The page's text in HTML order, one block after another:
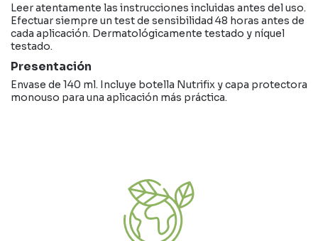
Leer atentamente las instrucciones incluidas antes del uso.
Efectuar siempre un test de sensibilidad 48 horas antes de
cada aplicación. Dermatológicamente testado y níquel
testado.
Presentación
Envase de 140 ml. Incluye botella Nutrifix y capa protectora
monouso para una aplicación más práctica.